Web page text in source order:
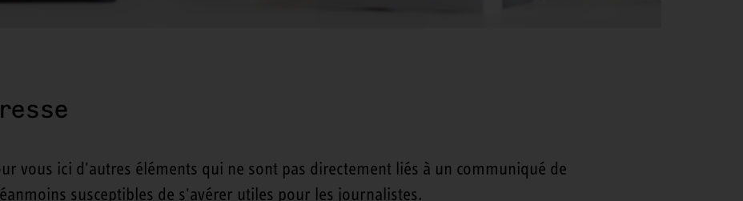
vous ici d'autres éléments qui ne sont pas directement liés à un communiqué de
susceptibles de s'avérer utiles pour les journalistes.